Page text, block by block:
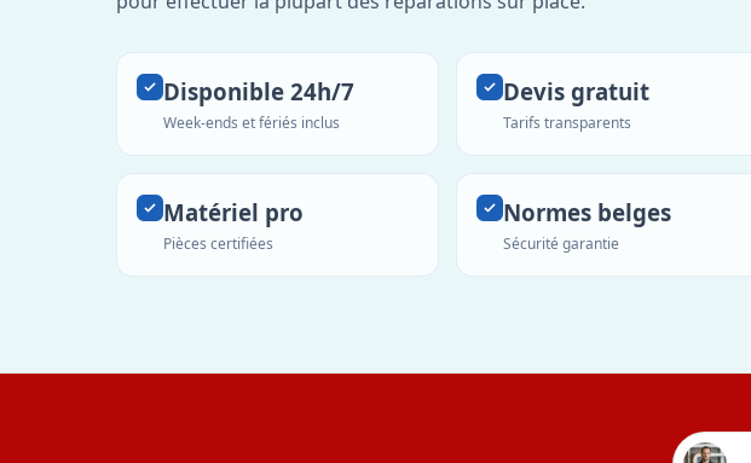
Disponible 24h/7
Week-ends et fériés inclus
Devis gratuit
Tarifs transparents
Matériel pro
Pièces certifiées
Normes belges
Sécurité garantie